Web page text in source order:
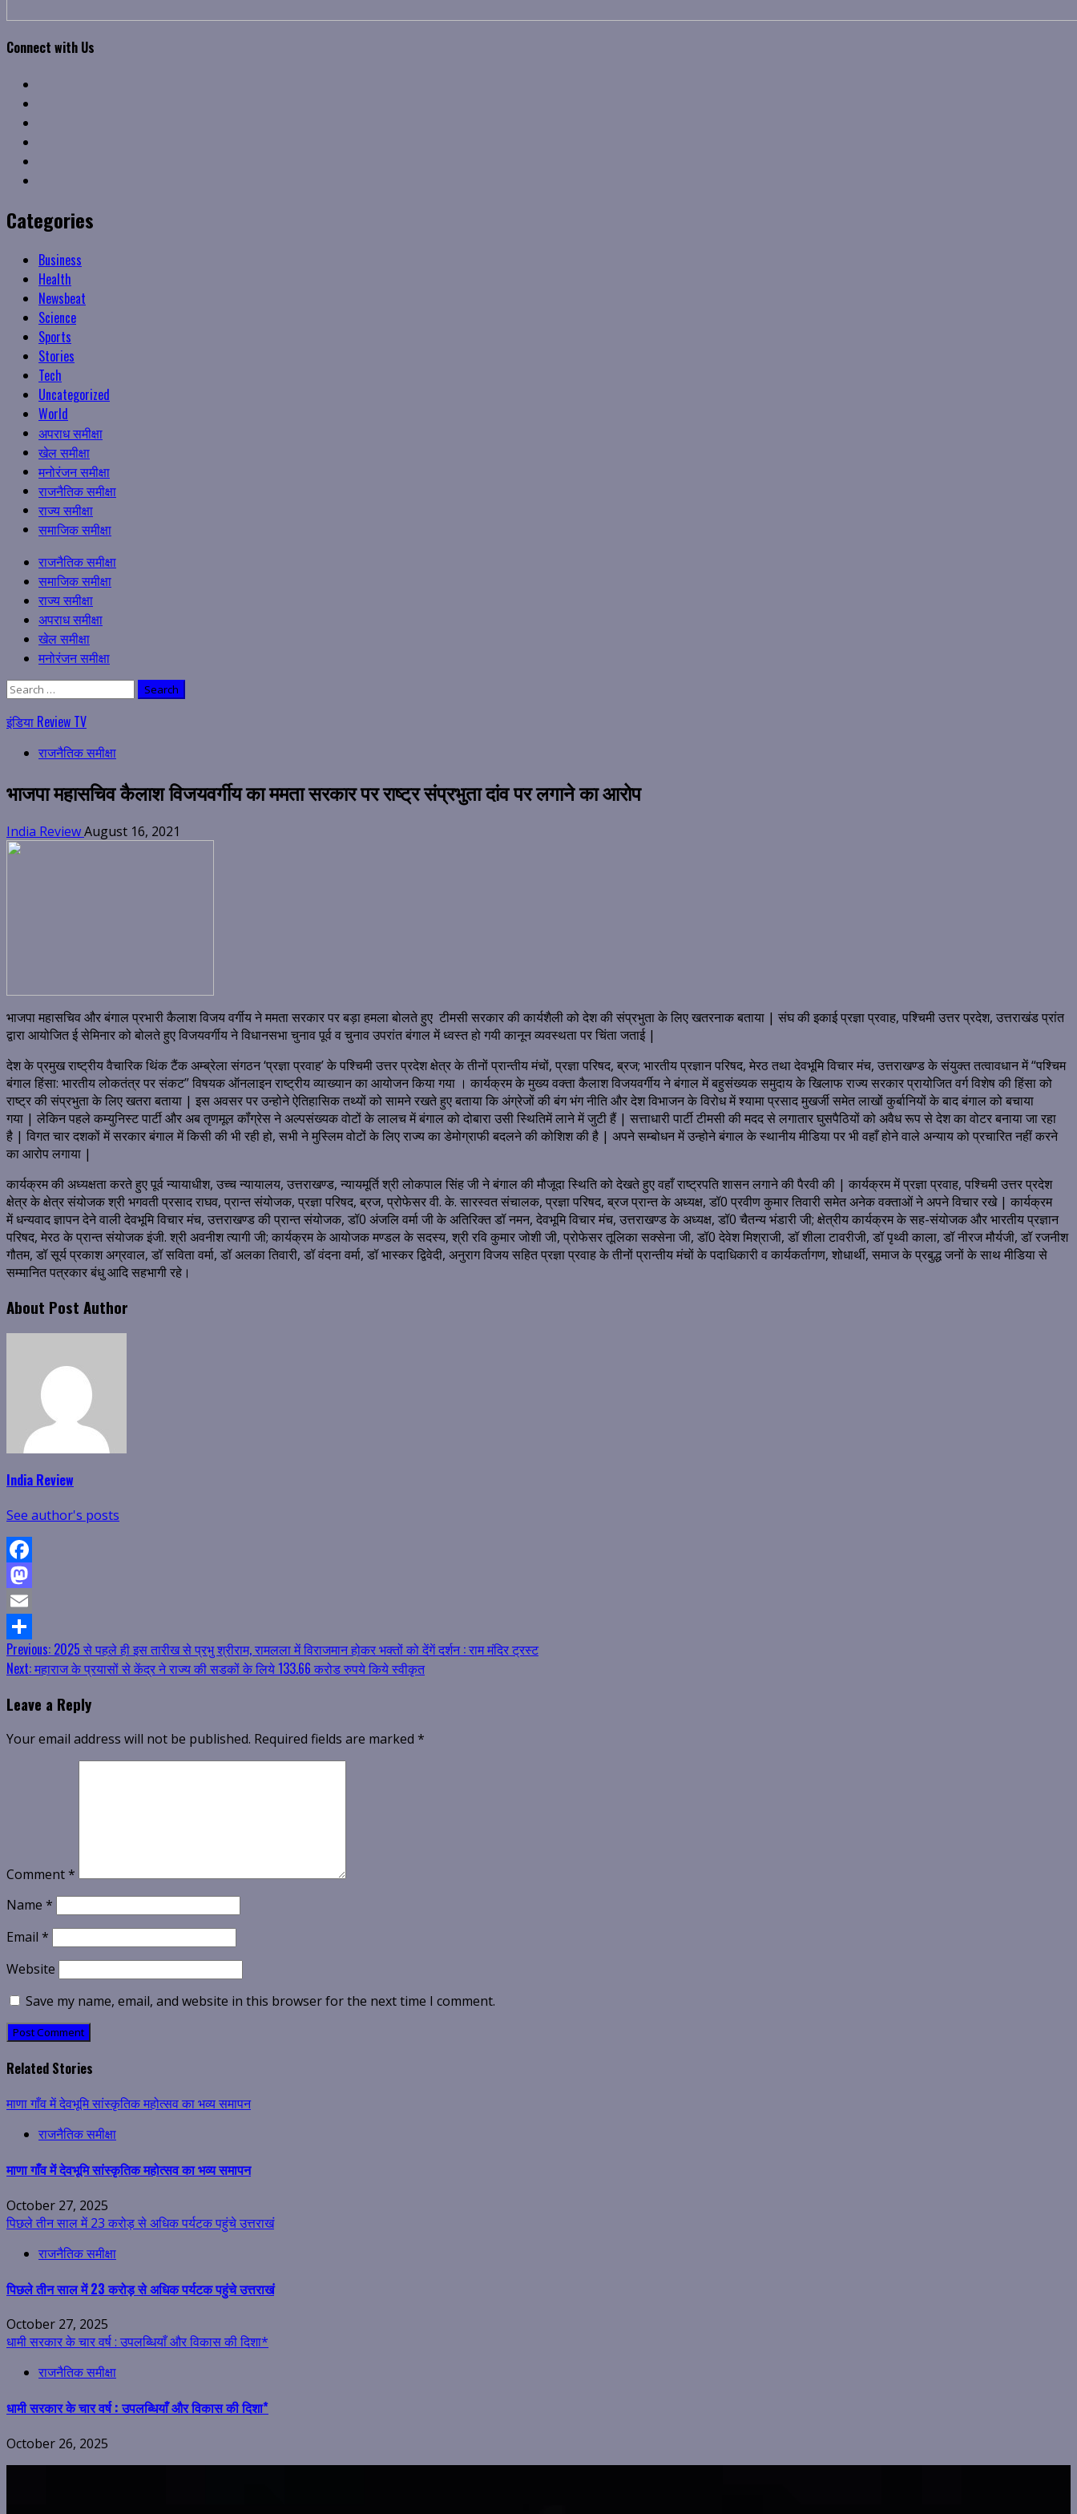
Connect with Us
Categories
Business
Health
Newsbeat
Science
Sports
Stories
Tech
Uncategorized
World
अपराध समीक्षा
खेल समीक्षा
मनोरंजन समीक्षा
राजनैतिक समीक्षा
राज्य समीक्षा
समाजिक समीक्षा
Primary
Menu
राजनैतिक समीक्षा
समाजिक समीक्षा
राज्य समीक्षा
अपराध समीक्षा
खेल समीक्षा
मनोरंजन समीक्षा
Search
इंडिया Review TV
राजनैतिक समीक्षा
भाजपा महासचिव कैलाश विजयवर्गीय का ममता सरकार पर राष्ट्र संप्रभुता दांव पर लगाने का आरोप
India ReviewAugust 16, 2021
भाजपा महासचिव और बंगाल प्रभारी कैलाश विजय वर्गीय ने ममता सरकार पर बड़ा हमला बोलते हुए टीमसी सरकार की कार्यशैली को देश की संप्रभुता के लिए खतरनाक बताया | संघ की इकाई प्रज्ञा प्रवाह, पश्चिमी उत्तर प्रदेश, उत्तराखंड प्रांत
द्वारा आयोजित ई सेमिनार को बोलते हुए विजयवर्गीय ने विधानसभा चुनाव पूर्व व चुनाव उपरांत बंगाल में ध्वस्त हो गयी कानून व्यवस्थता पर चिंता जताई |
देश के प्रमुख राष्ट्रीय वैचारिक थिंक टैंक अम्ब्रेला संगठन ‘प्रज्ञा प्रवाह’ के पश्चिमी उत्तर प्रदेश क्षेत्र के तीनों प्रान्तीय मंचों, प्रज्ञा परिषद, ब्रज; भारतीय प्रज्ञान परिषद, मेरठ तथा देवभूमि विचार मंच, उत्तराखण्ड के संयुक्त तत्वावधान में “पश्चिम
बंगाल हिंसा: भारतीय लोकतंत्र पर संकट” विषयक ऑनलाइन राष्ट्रीय व्याख्यान का आयोजन किया गया । कार्यक्रम के मुख्य वक्ता कैलाश विजयवर्गीय ने बंगाल में बहुसंख्यक समुदाय के खिलाफ राज्य सरकार प्रायोजित वर्ग विशेष की हिंसा को
राष्ट्र की संप्रभुता के लिए खतरा बताया | इस अवसर पर उन्होने ऐतिहासिक तथ्यों को सामने रखते हुए बताया कि अंग्रेजों की बंग भंग नीति और देश विभाजन के विरोध में श्यामा प्रसाद मुखर्जी समेत लाखों कुर्बानियों के बाद बंगाल को बचाया
गया | लेकिन पहले कम्युनिस्ट पार्टी और अब तृणमूल कॉंग्रेस ने अल्पसंख्यक वोटों के लालच में बंगाल को दोबारा उसी स्थितिमें लाने में जुटी हैं | सत्ताधारी पार्टी टीमसी की मदद से लगातार घुसपैठियों को अवैध रूप से देश का वोटर बनाया जा रहा
है | विगत चार दशकों में सरकार बंगाल में किसी की भी रही हो, सभी ने मुस्लिम वोटों के लिए राज्य का डेमोग्राफी बदलने की कोशिश की है | अपने सम्बोधन में उन्होने बंगाल के स्थानीय मीडिया पर भी वहाँ होने वाले अन्याय को प्रचारित नहीं करने
का आरोप लगाया |
कार्यक्रम की अध्यक्षता करते हुए पूर्व न्यायाधीश, उच्च न्यायालय, उत्तराखण्ड, न्यायमूर्ति श्री लोकपाल सिंह जी ने बंगाल की मौजूदा स्थिति को देखते हुए वहाँ राष्ट्रपति शासन लगाने की पैरवी की | कार्यक्रम में प्रज्ञा प्रवाह, पश्चिमी उत्तर प्रदेश
क्षेत्र के क्षेत्र संयोजक श्री भगवती प्रसाद राघव, प्रान्त संयोजक, प्रज्ञा परिषद, ब्रज, प्रोफेसर वी. के. सारस्वत संचालक, प्रज्ञा परिषद, ब्रज प्रान्त के अध्यक्ष, डॉ0 प्रवीण कुमार तिवारी समेत अनेक वक्ताओं ने अपने विचार रखे | कार्यक्रम
में धन्यवाद ज्ञापन देने वाली देवभूमि विचार मंच, उत्तराखण्ड की प्रान्त संयोजक, डॉ0 अंजलि वर्मा जी के अतिरिक्त डॉ नमन, देवभूमि विचार मंच, उत्तराखण्ड के अध्यक्ष, डॉ0 चैतन्य भंडारी जी; क्षेत्रीय कार्यक्रम के सह-संयोजक और भारतीय प्रज्ञान
परिषद, मेरठ के प्रान्त संयोजक इंजी. श्री अवनीश त्यागी जी; कार्यक्रम के आयोजक मण्डल के सदस्य, श्री रवि कुमार जोशी जी, प्रोफेसर तूलिका सक्सेना जी, डॉ0 देवेश मिश्राजी, डॉ शीला टावरीजी, डॉ पृथ्वी काला, डॉ नीरज मौर्यजी, डॉ रजनीश
गौतम, डॉ सूर्य प्रकाश अग्रवाल, डॉ सविता वर्मा, डॉ अलका तिवारी, डॉ वंदना वर्मा, डॉ भास्कर द्विवेदी, अनुराग विजय सहित प्रज्ञा प्रवाह के तीनों प्रान्तीय मंचों के पदाधिकारी व कार्यकर्तागण, शोधार्थी, समाज के प्रबुद्ध जनों के साथ मीडिया से
सम्मानित पत्रकार बंधु आदि सहभागी रहे।
About Post Author
India Review
See author's posts
Facebook
Mastodon
Email
Share
Continue
Reading
Previous: 2025 से पहले ही इस तारीख से प्रभु श्रीराम, रामलला में विराजमान होकर भक्तों को देंगें दर्शन : राम मंदिर ट्रस्ट
Next:महाराज के प्रयासों से केंद्र ने राज्य की सडकों के लिये 133.66 करोड रुपये किये स्वीकृत
Leave a Reply
Your email address will not be published. Required fields are marked *
Comment*
Name *
Email *
Website
Save my name, email, and website in this browser for the next time I comment.
Related Stories
माणा गाँव में देवभूमि सांस्कृतिक महोत्सव का भव्य समापन
राजनैतिक समीक्षा
माणा गाँव में देवभूमि सांस्कृतिक महोत्सव का भव्य समापन
October 27, 2025
पिछले तीन साल में 23 करोड़ से अधिक पर्यटक पहुंचे उत्तराखं
राजनैतिक समीक्षा
पिछले तीन साल में 23 करोड़ से अधिक पर्यटक पहुंचे उत्तराखं
October 27, 2025
धामी सरकार के चार वर्ष : उपलब्धियाँ और विकास की दिशा*
राजनैतिक समीक्षा
धामी सरकार के चार वर्ष : उपलब्धियाँ और विकास की दिशा*
October 26, 2025